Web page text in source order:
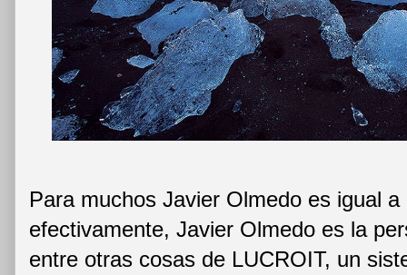
Para muchos Javier Olmedo es igual
efectivamente, Javier Olmedo es la
entre otras cosas de LUCROIT, un